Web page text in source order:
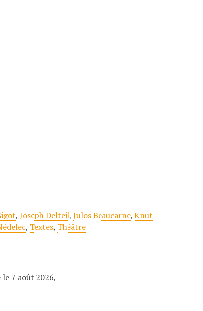
,Joseph Delteil,Julos Beaucarne,Knut
, Textes, Théâtre
7 août 2026,